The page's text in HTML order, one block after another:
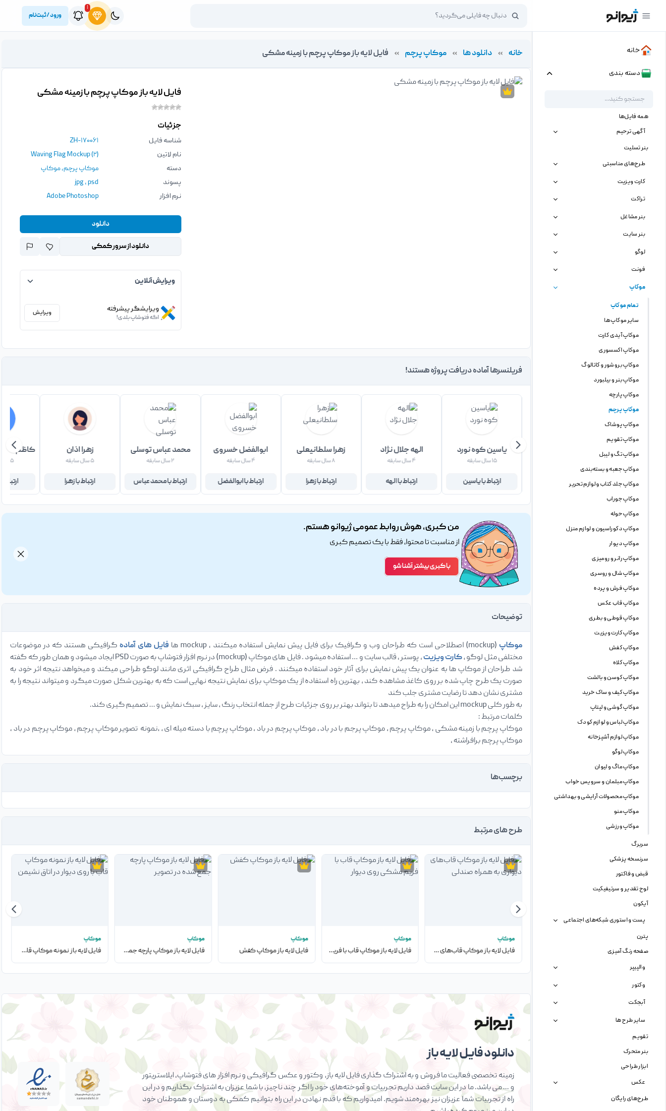
۱
ورود / ثبت‌نام
خانه
دسته بندی
همه فایل‌ها
آگهی ترحیم
بنر تسلیت
طرح‌های مناسبتی
کارت ویزیت
تراکت
بنر مشاغل
بنر سایت
لوگو
فونت
موکاپ
تمام موکاپ
سایر موکاپ ها
موکاپ آیدی کارت
موکاپ اکسسوری
موکاپ بروشور و کاتالوگ
موکاپ بنر و بیلبورد
موکاپ پارچه
موکاپ پرچم
موکاپ پوشاک
موکاپ تقویم
موکاپ تگ و لیبل
موکاپ جعبه و بسته‌بندی
موکاپ جلد کتاب و لوازم تحریر
موکاپ جوراب
موکاپ حوله
موکاپ دکوراسیون و لوازم منزل
موکاپ دیوار
موکاپ رانر و رومیزی
موکاپ شال و روسری
موکاپ فرش و پرده
موکاپ قاب عکس
موکاپ قوطی و بطری
موکاپ کارت ویزیت
موکاپ کفش
موکاپ کلاه
موکاپ کوسن و بالشت
موکاپ کیف و ساک خرید
موکاپ گوشی و لپتاپ
موکاپ لباس و لوازم کودک
موکاپ لوازم آشپزخانه
موکاپ لوگو
موکاپ ماگ و لیوان
موکاپ مبلمان و سرویس خواب
موکاپ محصولات آرایشی و بهداشتی
موکاپ منو
موکاپ ورزشی
سربرگ
سرنسخه پزشکی
قبض و فاکتور
لوح تقدیر و سرتیفیکیت
آیکون
پست و استوری شبکه‌های اجتماعی
پترن
صفحه رنگ آمیزی
والپیپر
وکتور
آبجکت
سایر طرح ها
تقویم
بنر متحرک
ابزار طراحی
عکس
طرح‌های رایگان
خانه » دانلود ها » موکاپ پرچم » فایل لایه باز موکاپ پرچم با زمینه مشکی
فایل لایه باز موکاپ پرچم با زمینه مشکی
جزئیات
شناسه فایل
ZH-۱۷۰۰۶۱
نام لاتین
Waving Flag Mockup (۲)
دسته
موکاپ پرچم,موکاپ
پسوند
jpg ،psd
نرم افزار
Adobe Photoshop
دانلود
دانلود از سرور کمکی
ویرایش آنلاین
ویرایشگر پیشرفته
اگه فتوشاپ بلدی!
ویرایش
فریلنسرها آماده دریافت پروژه هستند!
ارتباط با علی
یاسین کوه نورد
۱۵ سال سابقه
ارتباط با یاسین
الهه جلال نژاد
۴ سال سابقه
ارتباط با الهه
زهرا سلطانیعلی
۸ سال سابقه
ارتباط با زهرا
ابوالفضل خسروی
۴ سال سابقه
ارتباط با ابوالفضل
محمد عباس توسلی
۲ سال سابقه
ارتباط با محمد عباس
زهرا اذان
۵ سال سابقه
ارتباط با زهرا
کاظم
۵ سال سابقه
من کبری، هوش روابط عمومی ژیوانو هستم.
از مناسبت تا محتوا، فقط با یک تصمیم کبری
با کبری بیشتر آشنا شو
توضیحات
موکاپ (mockup) اصطلاحی است که طراحان وب و گرافیک برای فایل پیش نمایش استفاده میکنند ، mockup ها فایل های آماده گرافیکی هستند که در موضوعات
مختلفی مثل لوگو ،کارت ویزیت
، پوستر ، قالب سایت و … استفاده میشود . فایل های موکاپ (mockup) در نرم افزار فتوشاپ به صورت PSD ایجاد میشود و همان طور که گفته
شد طراحان از موکاپ ها به عنوان یک پیش نمایش برای آثار خود استفاده میکنند . فرض مثال طراح گرافیکی اثری مانند لوگو طراحی میکند و میخواهد نتیجه اثر خود به
صورت یک طرح چاپ شده بر روی کاغذ مشاهده کند ، بهترین راه استفاده از یک موکاپ برای نمایش نتیجه نهایی است که به بهترین شکل صورت میگرد و میتواند نتیجه را به
مشتری نشان دهد تا رضایت مشتری جلب کند
به طور کلی mockup این امکان را به طراح میدهد تا بتواند بهتر بر روی جزئیات طرح از جمله انتخاب رنگ ، سایز ، سبک نمایش و … تصمیم گیری کند.
کلمات مرتبط :
موکاپ پرچم با زمینه مشکی ، موکاپ پرچم ، موکاپ پرجم با در باد ، موکاپ پرچم در باد ، موکاپ پرچم با دسته میله ای ، ،نمونه تصویر موکاپ پرچم ، موکاپ پرچم در باد ،
موکاپ پرچم برافراشته ،
برچسب‌ها
طرح های مرتبط
موکاپ
فایل لایه باز موکاپ قاب‌های دیواری به همراه صندلی
موکاپ
فایل لایه باز موکاپ قاب با فریم مشکی روی دیوار
موکاپ
فایل لایه باز موکاپ کفش
موکاپ
فایل لایه باز موکاپ پارچه جمع شده در تصویر
موکاپ
فایل لایه باز نمونه موکاپ قاب با روی دیوار در اتاق نشیمن
دانلود فایل لایه باز
زمینه تخصصی فعالیت ما فروش و به اشتراک گذاری فایل لایه باز، وکتور و عکس گرافیکی و نرم افزار های فتوشاپ، ایلاستریتور
و … می باشد. ما در این سایت قصد داریم تجربیات و آموخته‌های خود را اگر چند ناچیز، با شما عزیزان به اشتراک بگذاریم و در این
راه از تجربیات شما عزیزان نیز بهره‌مند شویم. امیدواریم که با قدم نهادن در این راه بتوانیم کمکی به دوستان و هموطنان خود